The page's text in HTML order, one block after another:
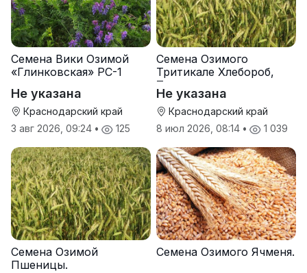
Семена Вики Озимой
«Глинковская» РС-1
Не указана
Краснодарский край
3 авг 2026, 09:24 • 125
Семена Озимого
Тритикале Хлебороб,
Тихон
Не указана
Краснодарский край
8 июл 2026, 08:14 • 1 039
Семена Озимой
Пшеницы.
Семена Озимого Ячменя.